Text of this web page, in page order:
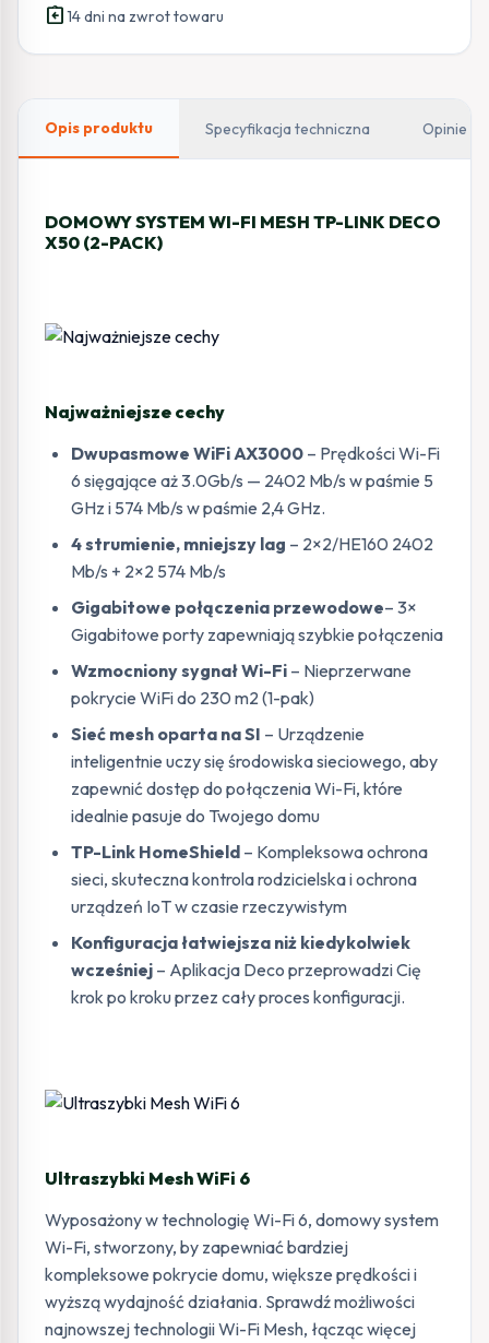
assignment_return14 dni na zwrot towaru
Opis produktu Specyfikacja techniczna Opinie
DOMOWY SYSTEM WI-FI MESH TP-LINK DECO
X50 (2-PACK)
Najważniejsze cechy
Dwupasmowe WiFi AX3000 – Prędkości Wi-Fi
6 sięgające aż 3.0Gb/s — 2402 Mb/s w paśmie 5
GHz i 574 Mb/s w paśmie 2,4 GHz.
4 strumienie, mniejszy lag – 2×2/HE160 2402
Mb/s + 2×2 574 Mb/s
Gigabitowe połączenia przewodowe– 3×
Gigabitowe porty zapewniają szybkie połączenia
Wzmocniony sygnał Wi-Fi – Nieprzerwane
pokrycie WiFi do 230 m2 (1-pak)
Sieć mesh oparta na SI – Urządzenie
inteligentnie uczy się środowiska sieciowego, aby
zapewnić dostęp do połączenia Wi-Fi, które
idealnie pasuje do Twojego domu
TP-Link HomeShield – Kompleksowa ochrona
sieci, skuteczna kontrola rodzicielska i ochrona
urządzeń IoT w czasie rzeczywistym
Konfiguracja łatwiejsza niż kiedykolwiek
wcześniej – Aplikacja Deco przeprowadzi Cię
krok po kroku przez cały proces konfiguracji.
Ultraszybki Mesh WiFi 6
Wyposażony w technologię Wi-Fi 6, domowy system
Wi-Fi, stworzony, by zapewniać bardziej
kompleksowe pokrycie domu, większe prędkości i
wyższą wydajność działania. Sprawdź możliwości
najnowszej technologii Wi-Fi Mesh, łącząc więcej